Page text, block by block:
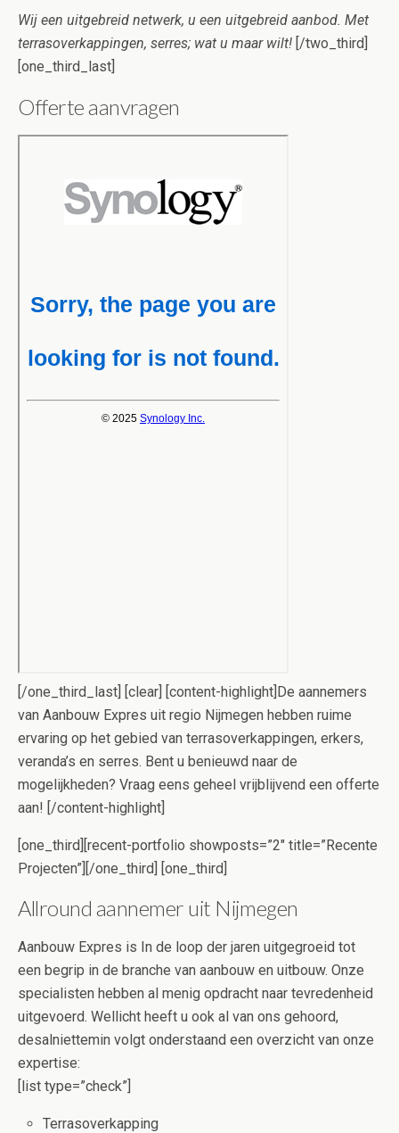
Wij een uitgebreid netwerk, u een uitgebreid aanbod. Met
terrasoverkappingen, serres; wat u maar wilt! [/two_third]
[one_third_last]
Offerte aanvragen
[/one_third_last] [clear] [content-highlight]De aannemers
van Aanbouw Expres uit regio Nijmegen hebben ruime
ervaring op het gebied van terrasoverkappingen, erkers,
veranda’s en serres. Bent u benieuwd naar de
mogelijkheden? Vraag eens geheel vrijblijvend een offerte
aan! [/content-highlight]
[one_third][recent-portfolio showposts=”2″ title=”Recente
Projecten”][/one_third] [one_third]
Allround aannemer uit Nijmegen
Aanbouw Expres is In de loop der jaren uitgegroeid tot
een begrip in de branche van aanbouw en uitbouw. Onze
specialisten hebben al menig opdracht naar tevredenheid
uitgevoerd. Wellicht heeft u ook al van ons gehoord,
desalniettemin volgt onderstaand een overzicht van onze
expertise:
[list type=”check”]
Terrasoverkapping